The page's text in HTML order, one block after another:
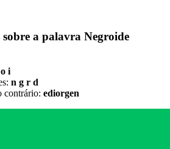
a palavra Negroide
i
n g r d
contrário: ediorgen